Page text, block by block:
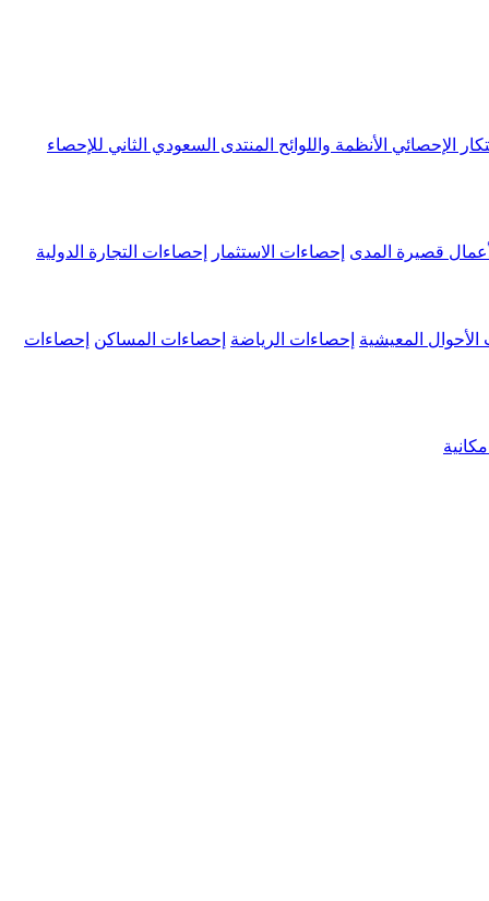
الإحصائي الأنظمة واللوائح المنتدى السعودي الثاني للإحصاء
قصيرة المدى إحصاءات الاستثمار إحصاءات التجارة الدولية
الأحوال المعيشية إحصاءات الرياضة إحصاءات المساكن إحصاءات